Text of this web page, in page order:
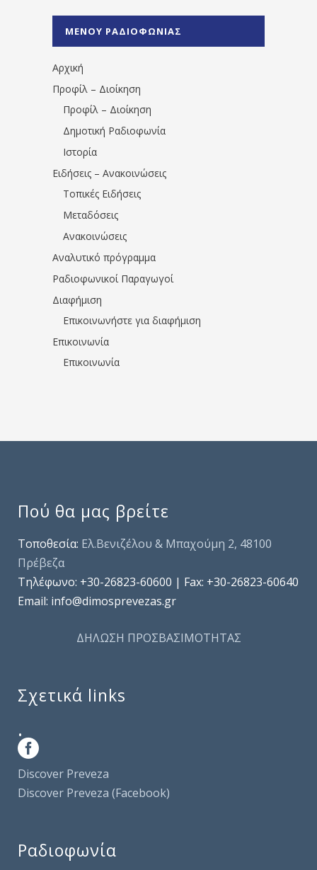
1531194763766854/" artist="" ]
ΜΕΝΟΥ ΡΑΔΙΟΦΩΝΙΑΣ
Αρχική
Προφίλ – Διοίκηση
Προφίλ – Διοίκηση
Δημοτική Ραδιοφωνία
Ιστορία
Ειδήσεις – Ανακοινώσεις
Τοπικές Ειδήσεις
Μεταδόσεις
Ανακοινώσεις
Αναλυτικό πρόγραμμα
Ραδιοφωνικοί Παραγωγοί
Διαφήμιση
Επικοινωνήστε για διαφήμιση
Επικοινωνία
Επικοινωνία
Πού θα μας βρείτε
Τοποθεσία: Ελ.Βενιζέλου & Μπαχούμη 2, 48100
Πρέβεζα
Τηλέφωνo: +30-26823-60600 | Fax: +30-26823-60640
Email: info@dimosprevezas.gr
ΔΗΛΩΣΗ ΠΡΟΣΒΑΣΙΜΟΤΗΤΑΣ
Σχετικά links
.
Discover Preveza
Discover Preveza (Facebook)
Ραδιοφωνία